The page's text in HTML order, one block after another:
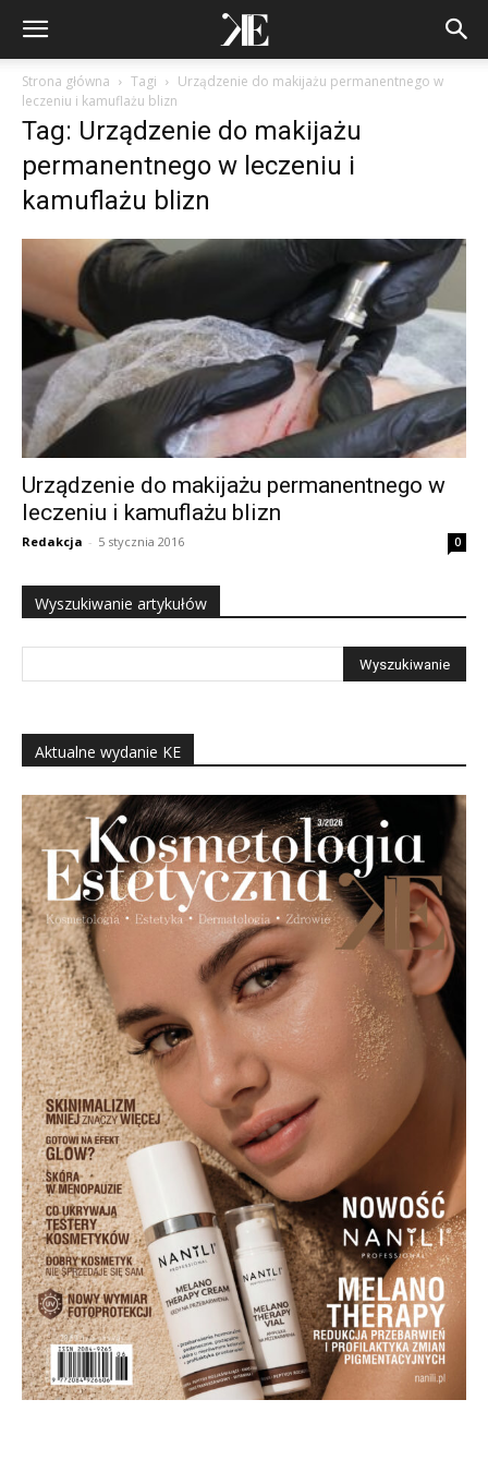
Strona główna Tagi
Urządzenie do makijażu permanentnego w
leczeniu i kamuflażu blizn
Tag: Urządzenie do makijażu
permanentnego w leczeniu i
kamuflażu blizn
Urządzenie do makijażu permanentnego w
leczeniu i kamuflażu blizn
Redakcja - 5 stycznia 2016 0
Wyszukiwanie artykułów
Aktualne wydanie KE